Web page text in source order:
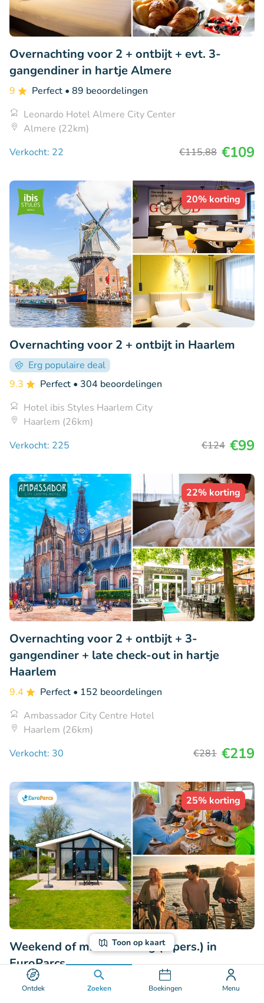
Ontdek Zoeken Boekingen Menu
Toon op kaart
Overnachting voor 2 + ontbijt + evt. 3-
gangendiner in hartje Almere
9 Perfect • 89 beoordelingen
Leonardo Hotel Almere City Center
Almere (22km)
Verkocht: 22
€115,88 €109
20% korting
Overnachting voor 2 + ontbijt in Haarlem
Erg populaire deal
9.3
Perfect • 304 beoordelingen
Hotel ibis Styles Haarlem City
Haarlem (26km)
Verkocht: 225
€124 €99
22% korting
Overnachting voor 2 + ontbijt + 3-
gangendiner + late check-out in hartje
Haarlem
9.4 Perfect • 152 beoordelingen
Ambassador City Centre Hotel
Haarlem (26km)
Verkocht: 30
€281 €219
25% korting
Weekend of midweek weg (4 pers.) in
EuroParcs
9.1 Perfect
• 6 beoordelingen